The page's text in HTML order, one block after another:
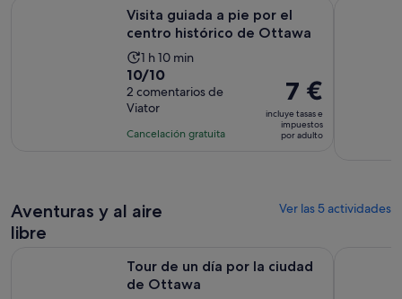
Visita guiada a pie por el
centro histórico de Ottawa
La
duración
de
la
actividad
y
1 h 10 min
10.0
sobre
10
con
10/10
2 comentarios de
Viator
Cancelación gratuita
El
precio
es
de
7 €
incluye tasas e
impuestos
por adulto
Aventuras y al aire
libre
Ver las 5 actividades
Tour de un día por la ciudad
de Ottawa